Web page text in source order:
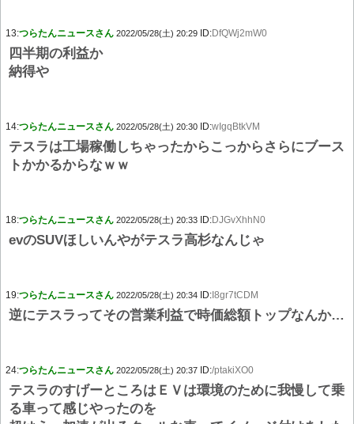
13:つらたんニュースさん 2022/05/28(土) 20:29 ID:DfQWj2mW0
四半期の利益か
納得や
14:つらたんニュースさん 2022/05/28(土) 20:30 ID:wIgqBtkVM
テスラは工場稼働しちゃったからこっからさらにブース
トかかるからなｗｗ
18:つらたんニュースさん 2022/05/28(土) 20:33 ID:DJGvXhhN0
evのSUVほしいんやがテスラ高杉なんじゃ
19:つらたんニュースさん 2022/05/28(土) 20:34 ID: I8gr7tCDM
逆にテスラってその営業利益で時価総額トップなんか…
24:つらたんニュースさん 2022/05/28(土) 20:37 ID:/ptakiXO0
テスラのすげーところはＥＶは環境のために我慢して乗
る車って感じやったのを